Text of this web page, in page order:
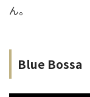
ん。
Blue Bossa